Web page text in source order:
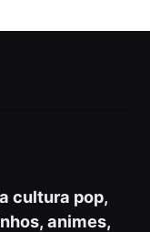
cultura pop,
animes,